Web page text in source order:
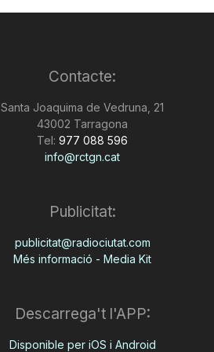
Contacte:
Santa Joaquima de Vedruna, 21
43002 Tarragona
Tel: 977 088 596
info@rctgn.cat
Publicitat:
publicitat@radiociutat.com
Més informació - Media Kit
Descarrega't l'APP:
Disponible per iOS i Android